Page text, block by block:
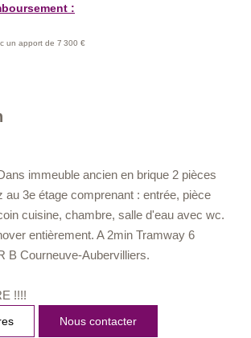
EVALUATION
:
un apport de 7 300 €
immeuble ancien en brique 2 pièces
au 3e étage comprenant : entrée, pièce
cuisine, chambre, salle d'eau avec wc.
entièrement. A 2min Tramway 6
B Courneuve-Aubervilliers.
!!!!
Nous contacter